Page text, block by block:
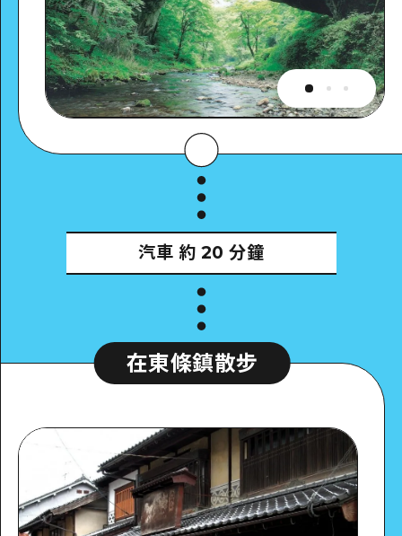
汽車 約 20 分鐘
在東條鎮散步